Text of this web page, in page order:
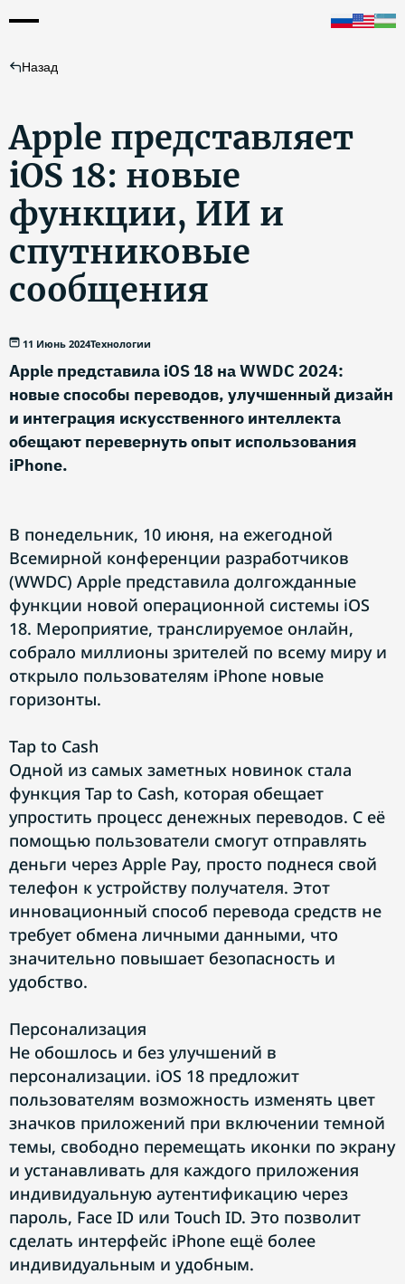
Назад
Apple представляет
iOS 18: новые
функции, ИИ и
спутниковые
сообщения
11 Июнь 2024Технологии
Apple представила iOS 18 на WWDC 2024:
новые способы переводов, улучшенный дизайн
и интеграция искусственного интеллекта
обещают перевернуть опыт использования
iPhone.
В понедельник, 10 июня, на ежегодной
Всемирной конференции разработчиков
(WWDC) Apple представила долгожданные
функции новой операционной системы iOS
18. Мероприятие, транслируемое онлайн,
собрало миллионы зрителей по всему миру и
открыло пользователям iPhone новые
горизонты.
Tap to Cash
Одной из самых заметных новинок стала
функция Tap to Cash, которая обещает
упростить процесс денежных переводов. С её
помощью пользователи смогут отправлять
деньги через Apple Pay, просто поднеся свой
телефон к устройству получателя. Этот
инновационный способ перевода средств не
требует обмена личными данными, что
значительно повышает безопасность и
удобство.
Персонализация
Не обошлось и без улучшений в
персонализации. iOS 18 предложит
пользователям возможность изменять цвет
значков приложений при включении темной
темы, свободно перемещать иконки по экрану
и устанавливать для каждого приложения
индивидуальную аутентификацию через
пароль, Face ID или Touch ID. Это позволит
сделать интерфейс iPhone ещё более
индивидуальным и удобным.